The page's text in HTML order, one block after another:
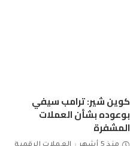
كوين شير: ترامب سيفي
بوعوده بشأن العملات
المشفرة